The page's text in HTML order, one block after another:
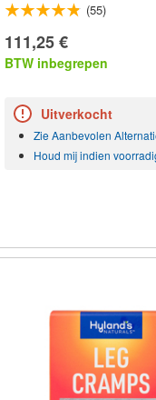
(55)
111,25 €
BTW inbegrepen
Uitverkocht
Zie Aanbevolen
Houd mij indien